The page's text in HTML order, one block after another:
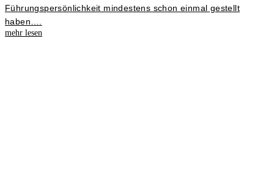
Führungspersönlichkeit mindestens schon einmal gestellt
haben….
mehr lesen